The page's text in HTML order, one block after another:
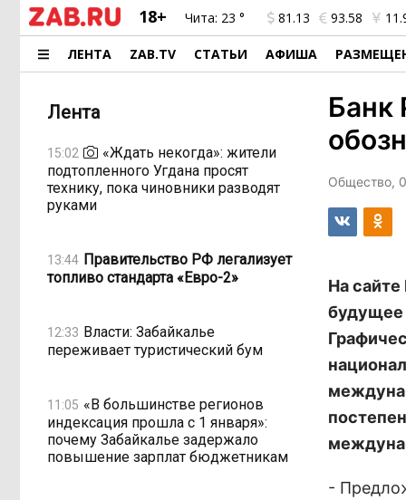
18+ Чита: 23 ° 81.13 93.58
ЛЕНТА ZAB.TV СТАТЬИ АФИША
Лента
15:02
«Ждать некогда»: жители
подтопленного Угдана просят
технику, пока чиновники разводят
руками
13:44 Правительство РФ легализует
топливо стандарта «Евро-2»
12:33 Власти: Забайкалье
переживает туристический бум
11:05 «В большинстве регионов
индексация прошла с 1 января»:
почему Забайкалье задержало
повышение зарплат бюджетникам
Банк
Общество,
На
будущее
-